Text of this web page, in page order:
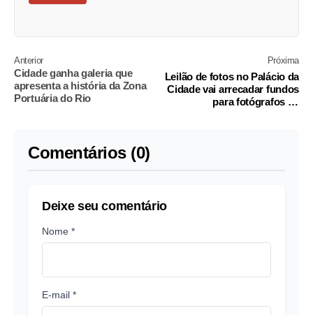
Anterior
Cidade ganha galeria que
apresenta a história da Zona
Portuária do Rio
Próxima
Leilão de fotos no Palácio da
Cidade vai arrecadar fundos
para fotógrafos de
Comentários (0)
Deixe seu comentário
Nome *
E-mail *